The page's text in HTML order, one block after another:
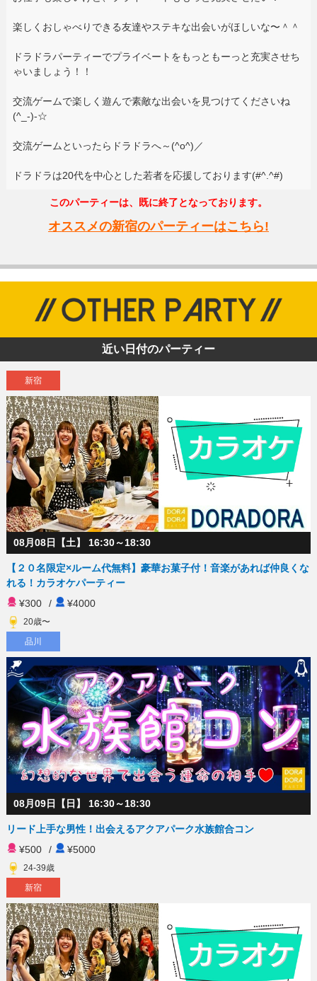
楽しくおしゃべりできる友達やステキな出会いがほしいな〜＾＾
ドラドラパーティーでプライベートをもっともーっと充実させち
ゃいましょう！！
交流ゲームで楽しく遊んで素敵な出会いを見つけてくださいね
(^_-)-☆
交流ゲームといったらドラドラへ～(^o^)／
ドラドラは20代を中心とした若者を応援しております(#^.^#)
このパーティーは、既に終了となっております。
オススメの新宿のパーティーはこちら!
近い日付のパーティー
新宿
08月08日【土】 16:30～18:30
【２０名限定×ルーム代無料】豪華お菓子付！音楽があれば仲良くな
れる！カラオケパーティー
¥300
/ ¥4000
20歳〜
品川
08月09日【日】 16:30～18:30
リード上手な男性！出会えるアクアパーク水族館合コン
¥500
/ ¥5000
24-39歳
新宿